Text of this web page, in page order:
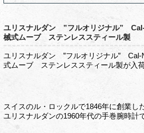
ユリスナルダン ”フルオリジナル”
械式ムーブ ステンレススティール製
ユリスナルダン ”フルオリジナル”
式ムーブ ステンレススティール製が入荷
スイスのル・ロックルで1846年に創業し
ユリスナルダンの1960年代の手巻腕時計